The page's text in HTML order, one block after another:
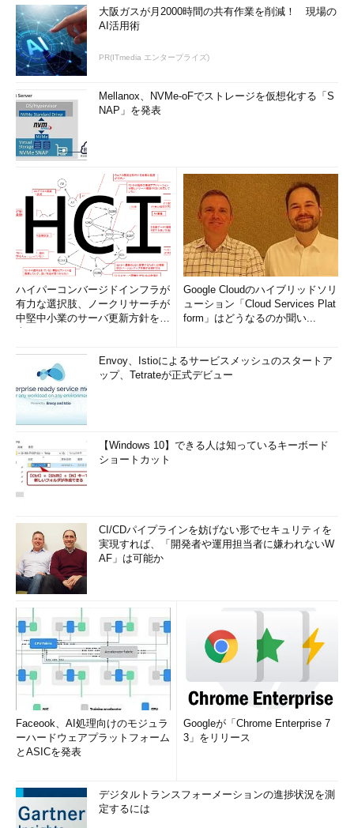
選択したフィルタが数十個以上と多い場合は、インポート完了
まで数分間待たされることもある。
Gmailにフィルタをインポートする（3/4）
上記の画面が消えて、特にエラーメッセージもなくフィルタ一
覧が表示されれば、インポートは完了だ。インポートされたフィ
ルタは、一覧の末尾に追加されているので確認しよう。
Gmailにフィルタをインポートする（4/4）
mailFilters.xmlを事前に編集してインポートする
エクスポートしたmailFilters.xmlは、その拡張子の通り、XML
形式のテキストファイルだ（符号化はUTF-8で改行コードは
LF）。そのため、XMLをサポートするテキストエディタで開
き、その内容を適宜修正してから、Gmailにインポートすること
以下は、マイクロソフト製の無償エディタ「
「Download Visual Studio Code
能）。Windows OS標準のメモ帳では改行が認識されず1行で表
示されるため、閲覧・編集には向かない。
大阪ガスが月2000時間の共有作業を削減！ 現場の
AI活用術
PR(ITmedia エンタープライズ)
Mellanox、NVMe-oFでストレージを仮想化する「S
NAP」を発表
ハイパーコンバージドインフラが
有力な選択肢、ノークリサーチが
中堅中小業のサーバ更新方針を調
Google Cloudのハイブリッドソリ
ューション「Cloud Services Plat
form」はどうなるのか聞い...
Envoy、Istioによるサービスメッシュのスタートア
ップ、Tetrateが正式デビュー
【Windows 10】できる人は知っているキーボード
ショートカット
CI/CDパイプラインを妨げない形でセキュリティを
実現すれば、「開発者や運用担当者に嫌われないW
AF」は可能か
Faceook、AI処理向けのモジュラ
ーハードウェアプラットフォーム
とASICを発表
Googleが「Chrome Enterprise 7
3」をリリース
デジタルトランスフォーメーションの進捗状況を測
定するには